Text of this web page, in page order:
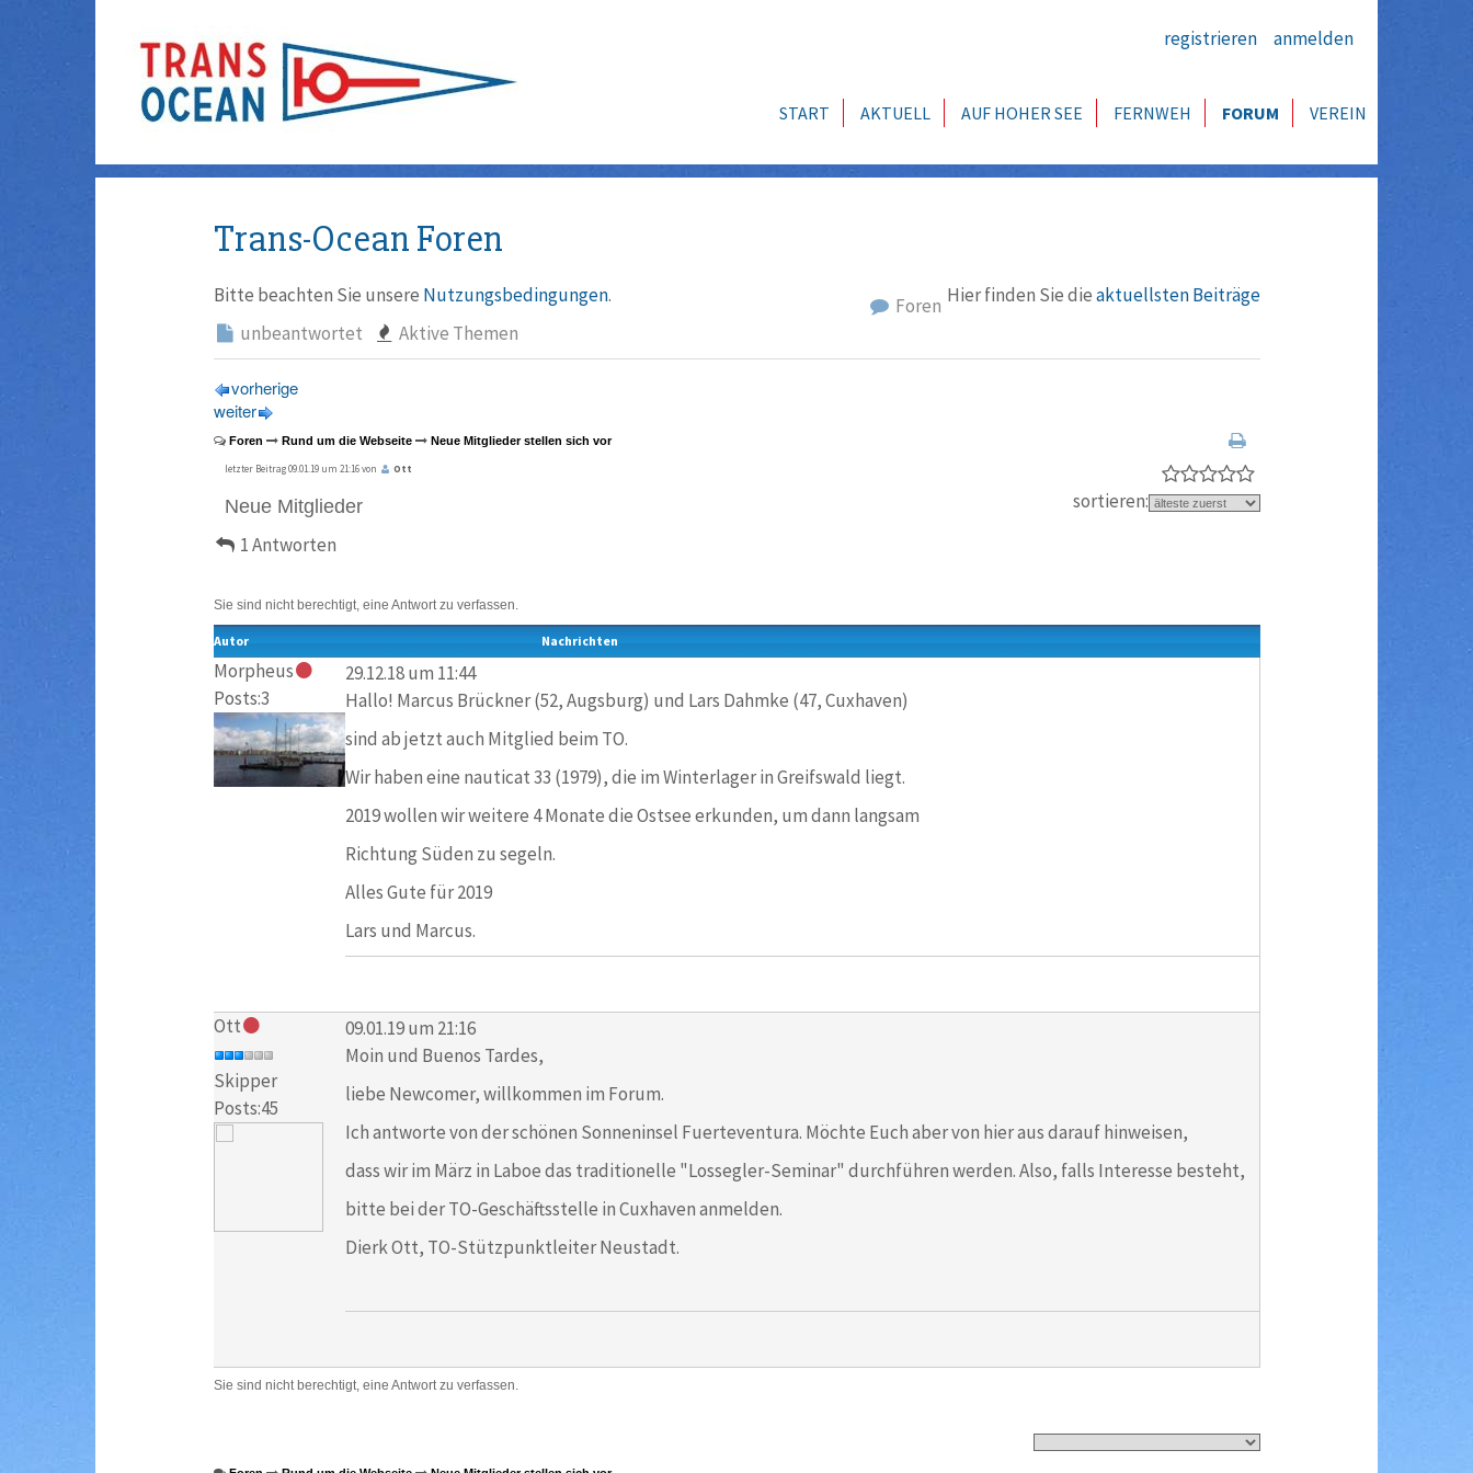
registrieren anmelden
START AKTUELL AUF HOHER SEE FERNWEH FORUM VEREIN
Trans-Ocean Foren
Bitte beachten Sie unsere Nutzungsbedingungen. Hier finden Sie dieaktuellsten Beiträge
Foren
unbeantwortet
Aktive Themen
vorherige
weiter
Foren Rund um die Webseite Neue Mitglieder stellen sich vor
letzter Beitrag 09.01.19 um 21:16 von Ott
Neue Mitglieder
1 Antworten
sortieren:
Sie sind nicht berechtigt, eine Antwort zu verfassen.
Autor Nachrichten
Morpheus
Posts:3
29.12.18 um 11:44
Hallo! Marcus Brückner (52, Augsburg) und Lars Dahmke (47, Cuxhaven)
sind ab jetzt auch Mitglied beim TO.
Wir haben eine nauticat 33 (1979), die im Winterlager in Greifswald liegt.
2019 wollen wir weitere 4 Monate die Ostsee erkunden, um dann langsam
Richtung Süden zu segeln.
Alles Gute für 2019
Lars und Marcus.
Ott
Skipper
Posts:45
09.01.19 um 21:16
Moin und Buenos Tardes,
liebe Newcomer, willkommen im Forum.
Ich antworte von der schönen Sonneninsel Fuerteventura. Möchte Euch aber von hier aus darauf hinweisen,
dass wir im März in Laboe das traditionelle "Lossegler-Seminar" durchführen werden. Also, falls Interesse besteht,
bitte bei der TO-Geschäftsstelle in Cuxhaven anmelden.
Dierk Ott, TO-Stützpunktleiter Neustadt.
Sie sind nicht berechtigt, eine Antwort zu verfassen.